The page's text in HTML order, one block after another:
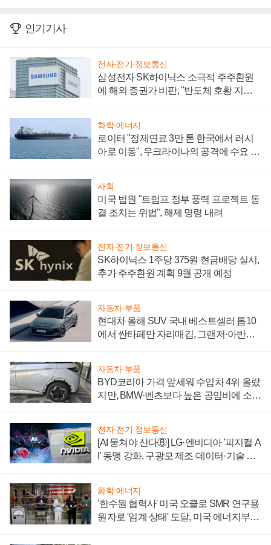
인기기사
전자·전기·정보통신
삼성전자 SK하이닉스 소극적 주주환원
에 해외 증권가 비판, "반도체 호황 지속
화학·에너지
로이터 "정제연료 3만 톤 한국에서 러시
아로 이동", 우크라이나의 공격에 수요 늘
사회
미국 법원 "트럼프 정부 풍력 프로젝트 동
결 조치는 위법", 해제 명령 내려
전자·전기·정보통신
SK하이닉스 1주당 375원 현금배당 실시,
추가 주주환원 계획 9월 공개 예정
자동차·부품
현대차 올해 SUV 국내 베스트셀러 톱10
에서 싼타페만 자리매김, 그랜저·아반떼
자동차·부품
BYD코리아 가격 앞세워 수입차 4위 올랐
지만, BMW·벤츠보다 높은 공임비에 소비
전자·전기·정보통신
[AI 뭉쳐야 산다⑧] LG·엔비디아 '피지컬 A
I' 동맹 강화, 구광모 제조·데이터·기술 결
화학·에너지
'한수원 협력사' 미국 오클로 SMR 연구용
원자로 '임계 상태' 도달, 미국 에너지부